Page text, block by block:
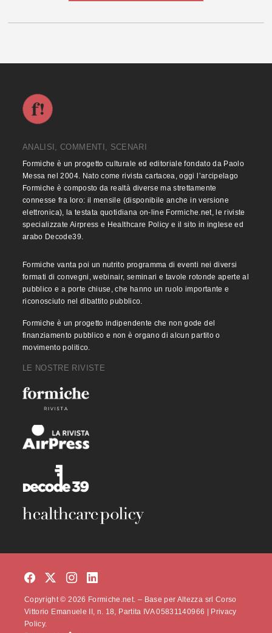
ANALISI, COMMENTI, SCENARI
Formiche è un progetto culturale ed editoriale fondato da Paolo
Messa nel 2004. Nato come rivista cartacea, oggi l’arcipelago
Formiche è composto da realtà diverse ma strettamente
connesse fra loro: il mensile (disponibile anche in versione
elettronica), la testata quotidiana on-line Formiche.net, le riviste
specializzate Airpress e Healthcare Policy e il sito in inglese ed
arabo Decode39.
Formiche vanta poi un nutrito programma di eventi nei diversi
formati di convegni, webinair, seminari e tavole rotonde aperte al
pubblico e a porte chiuse, che hanno un ruolo importante e
riconosciuto nel dibattito pubblico.
Formiche è un progetto indipendente che non gode del
finanziamento pubblico e non è organo di alcun partito o
movimento politico.
LE NOSTRE RIVISTE
Copyright © 2026 Formiche.net. – Base per Altezza srl Corso
Vittorio Emanuele II, n. 18, Partita IVA 05831140966 |
Privacy
Policy.